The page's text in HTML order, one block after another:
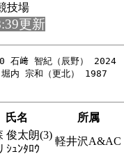
技場
更新
石﨑 智紀（辰野） 2024
内 宗和（更北） 1987
氏名 所属
俊太朗(3)
ｼｭﾝﾀﾛｳ
軽井沢A&AC